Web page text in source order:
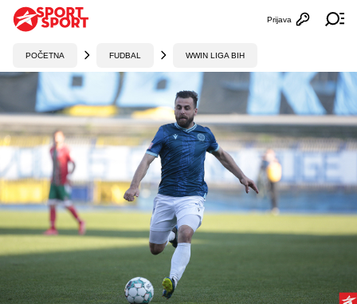
Otvori
Prijava
POČETNA FUDBAL WWIN LIGA BIH